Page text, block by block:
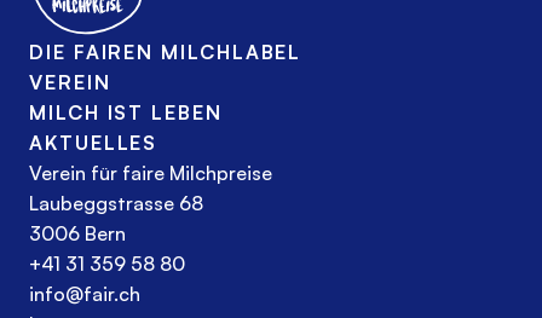
DIE FAIREN MILCHLABEL
VEREIN
MILCH IST LEBEN
AKTUELLES
Verein für faire Milchpreise
Laubeggstrasse 68
3006 Bern
+41 31 359 58 80
info@fair.ch